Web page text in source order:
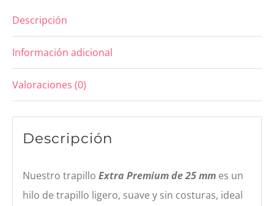
Descripción
Información adicional
Valoraciones (0)
Descripción
Nuestro trapilloExtra Premium de 25 mm es un
hilo de trapillo ligero, suave y sin costuras, ideal